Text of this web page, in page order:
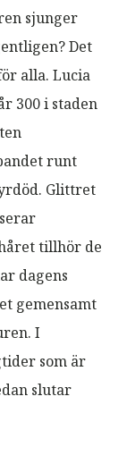
sjunger
Det
alla. Lucia
300 i staden
runt
Glittret
tillhör de
dagens
gemensamt
I
som är
slutar